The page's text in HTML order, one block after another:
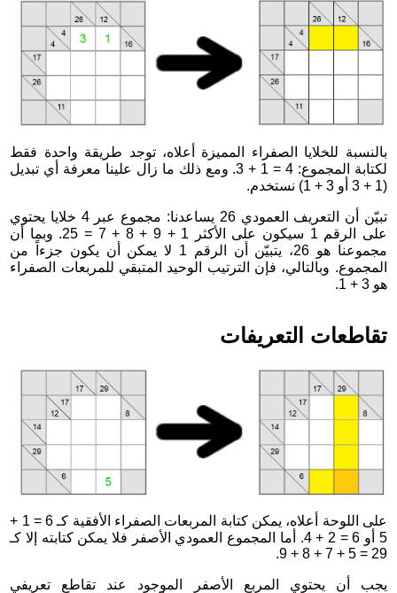
بالنسبة للخلايا الصفراء المميزة أعلاه، توجد طريقة واحدة فقط
لكتابة المجموع: 4 = 1 + 3. ومع ذلك ما زال علينا معرفة أي تبديل
(1 + 3 أو 3 + 1) نستخدم.
تبيّن أن التعريف العمودي 26 يساعدنا: مجموع عبر 4 خلايا يحتوي
على الرقم 1 سيكون على الأكثر 1 + 9 + 8 + 7 = 25. وبما أن
مجموعنا هو 26، يتبيّن أن الرقم 1 لا يمكن أن يكون جزءاً من
المجموع. وبالتالي، فإن الترتيب الوحيد المتبقي للمربعات الصفراء
هو 3 + 1.
تقاطعات التعريفات
على اللوحة أعلاه، يمكن كتابة المربعات الصفراء الأفقية كـ 6 = 1 +
5 أو 6 = 2 + 4. أما المجموع العمودي الأصفر فلا يمكن كتابته إلا كـ
29 = 5 + 7 + 8 + 9.
يجب أن يحتوي المربع الأصفر الموجود عند تقاطع تعريفي